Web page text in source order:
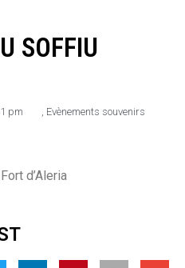
SOFFIU
pm , Evènements souvenirs
d’Aleria